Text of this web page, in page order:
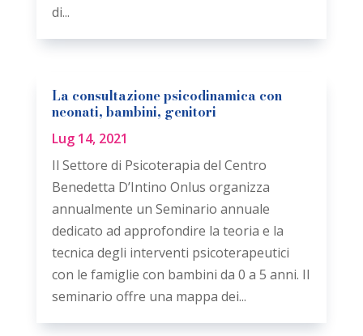
di...
La consultazione psicodinamica con
neonati, bambini, genitori
Lug 14, 2021
Il Settore di Psicoterapia del Centro
Benedetta D’Intino Onlus organizza
annualmente un Seminario annuale
dedicato ad approfondire la teoria e la
tecnica degli interventi psicoterapeutici
con le famiglie con bambini da 0 a 5 anni. Il
seminario offre una mappa dei...